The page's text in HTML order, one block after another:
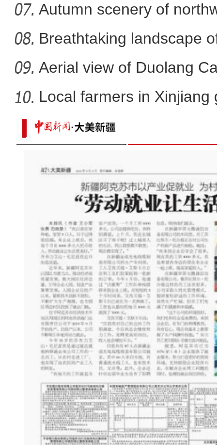
新疆南部百万亩天然胡
Autumn scenery of
Breathtaking landscape
Aerial view of Duolang
Local farmers in Xinjiang